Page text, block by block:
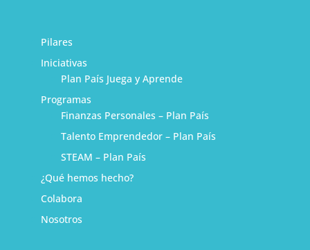
Pilares
Iniciativas
Plan País Juega y Aprende
Programas
Finanzas Personales – Plan País
Talento Emprendedor – Plan País
STEAM – Plan País
¿Qué hemos hecho?
Colabora
Nosotros